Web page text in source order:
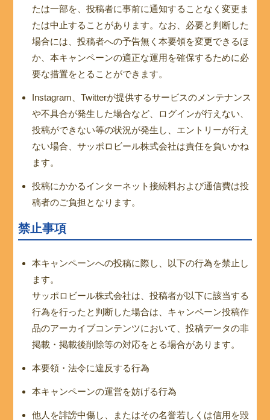
たは一部を、投稿者に事前に通知することなく変更ま
たは中止することがあります。なお、必要と判断した
場合には、投稿者への予告無く本要領を変更できるほ
か、本キャンペーンの適正な運用を確保するために必
要な措置をとることができます。
Instagram、Twitterが提供するサービスのメンテナンス
や不具合が発生した場合など、ログインが行えない、
投稿ができない等の状況が発生し、エントリーが行え
ない場合、サッポロビール株式会社は責任を負いかね
ます。
投稿にかかるインターネット接続料および通信費は投
稿者のご負担となります。
禁止事項
本キャンペーンへの投稿に際し、以下の行為を禁止し
ます。
サッポロビール株式会社は、投稿者が以下に該当する
行為を行ったと判断した場合は、キャンペーン投稿作
品のアーカイブコンテンツにおいて、投稿データの非
掲載・掲載後削除等の対応をとる場合があります。
本要領・法令に違反する行為
本キャンペーンの運営を妨げる行為
他人を誹謗中傷し、またはその名誉若しくは信用を毀